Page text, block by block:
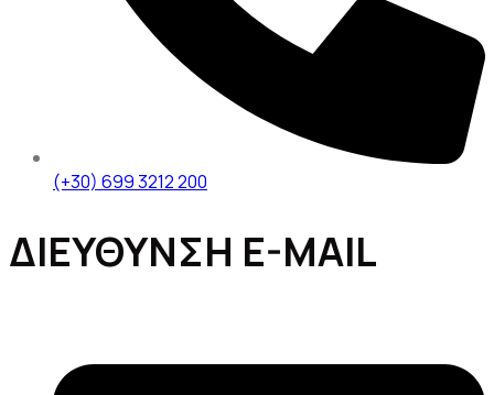
(+30) 699 3212 200
ΔΙΕΥΘΥΝΣΗ E-MAIL